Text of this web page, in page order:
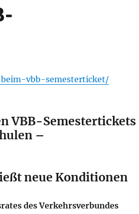
vbb-semesterticket/
VBB-Semestertickets
–
neue Konditionen
des Verkehrsverbundes